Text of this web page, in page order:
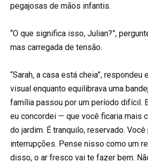
pegajosas de mãos infantis.
“O que significa isso, Julian?”,
mas carregada de tensão.
“Sarah, a casa está cheia”,
visual enquanto equilibrava uma
família passou por um período difícil.
eu concordei — que você ficaria mais
do jardim. É tranquilo, reservado.
interrupções. Pense nisso como um
disso, o ar fresco vai te fazer bem.